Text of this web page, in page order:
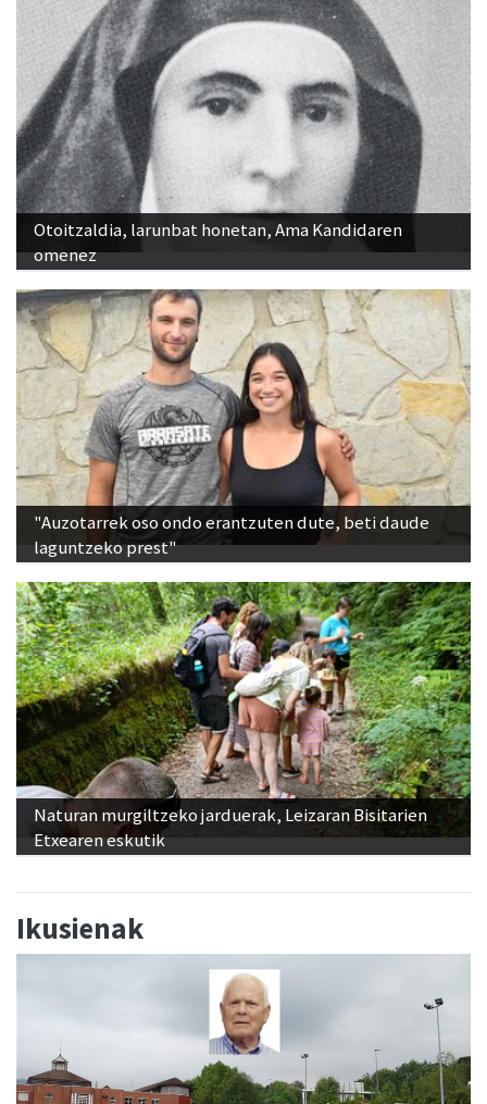
Otoitzaldia, larunbat honetan, Ama Kandidaren
omenez
"Auzotarrek oso ondo erantzuten dute, beti daude
laguntzeko prest"
Naturan murgiltzeko jarduerak, Leizaran Bisitarien
Etxearen eskutik
Ikusienak